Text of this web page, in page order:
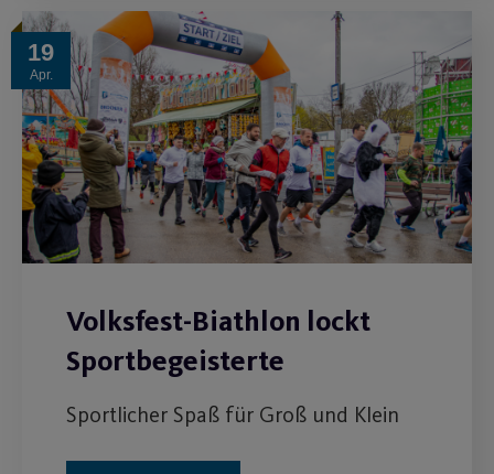
19
Apr.
Volksfest-Biathlon lockt
Sportbegeisterte
Sportlicher Spaß für Groß und Klein